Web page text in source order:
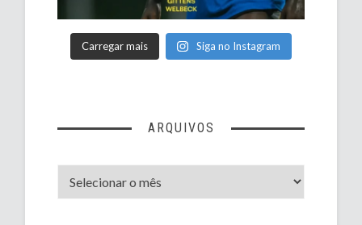
Carregar mais Siga no Instagram
ARQUIVOS